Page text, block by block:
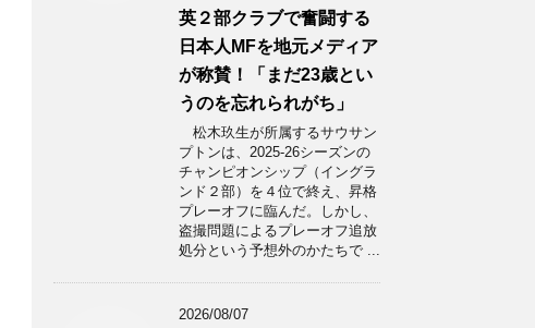
英２部クラブで奮闘する
日本人MFを地元メディア
が称賛！「まだ23歳とい
うのを忘れられがち」
松木玖生が所属するサウサン
プトンは、2025-26シーズンの
チャンピオンシップ（イングラ
ンド２部）を４位で終え、昇格
プレーオフに臨んだ。しかし、
盗撮問題によるプレーオフ追放
処分という予想外のかたちで ...
2026/08/07